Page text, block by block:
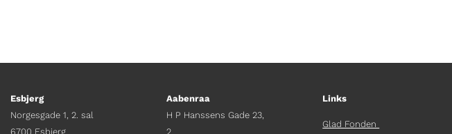
Esbjerg
Norgesgade 1, 2. sal
6700 Esbjerg
Aabenraa
H P Hanssens Gade 23,
2.
Links
Glad Fonden